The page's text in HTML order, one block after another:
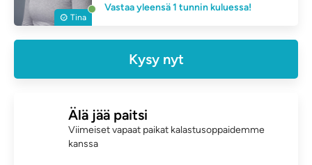
Tina
Vastaa yleensä 1 tunnin kuluessa!
Kysy nyt
Älä jää paitsi
Viimeiset vapaat paikat kalastusoppaidemme
kanssa